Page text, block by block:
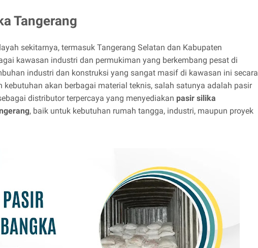
Tangerang
sekitarnya, termasuk Tangerang Selatan dan Kabupaten
kawasan industri dan permukiman yang berkembang pesat di
industri dan konstruksi yang sangat masif di kawasan ini secara
kebutuhan akan berbagai material teknis, salah satunya adalah pasir
distributor terpercaya yang menyediakan pasir silika
, baik untuk kebutuhan rumah tangga, industri, maupun proyek